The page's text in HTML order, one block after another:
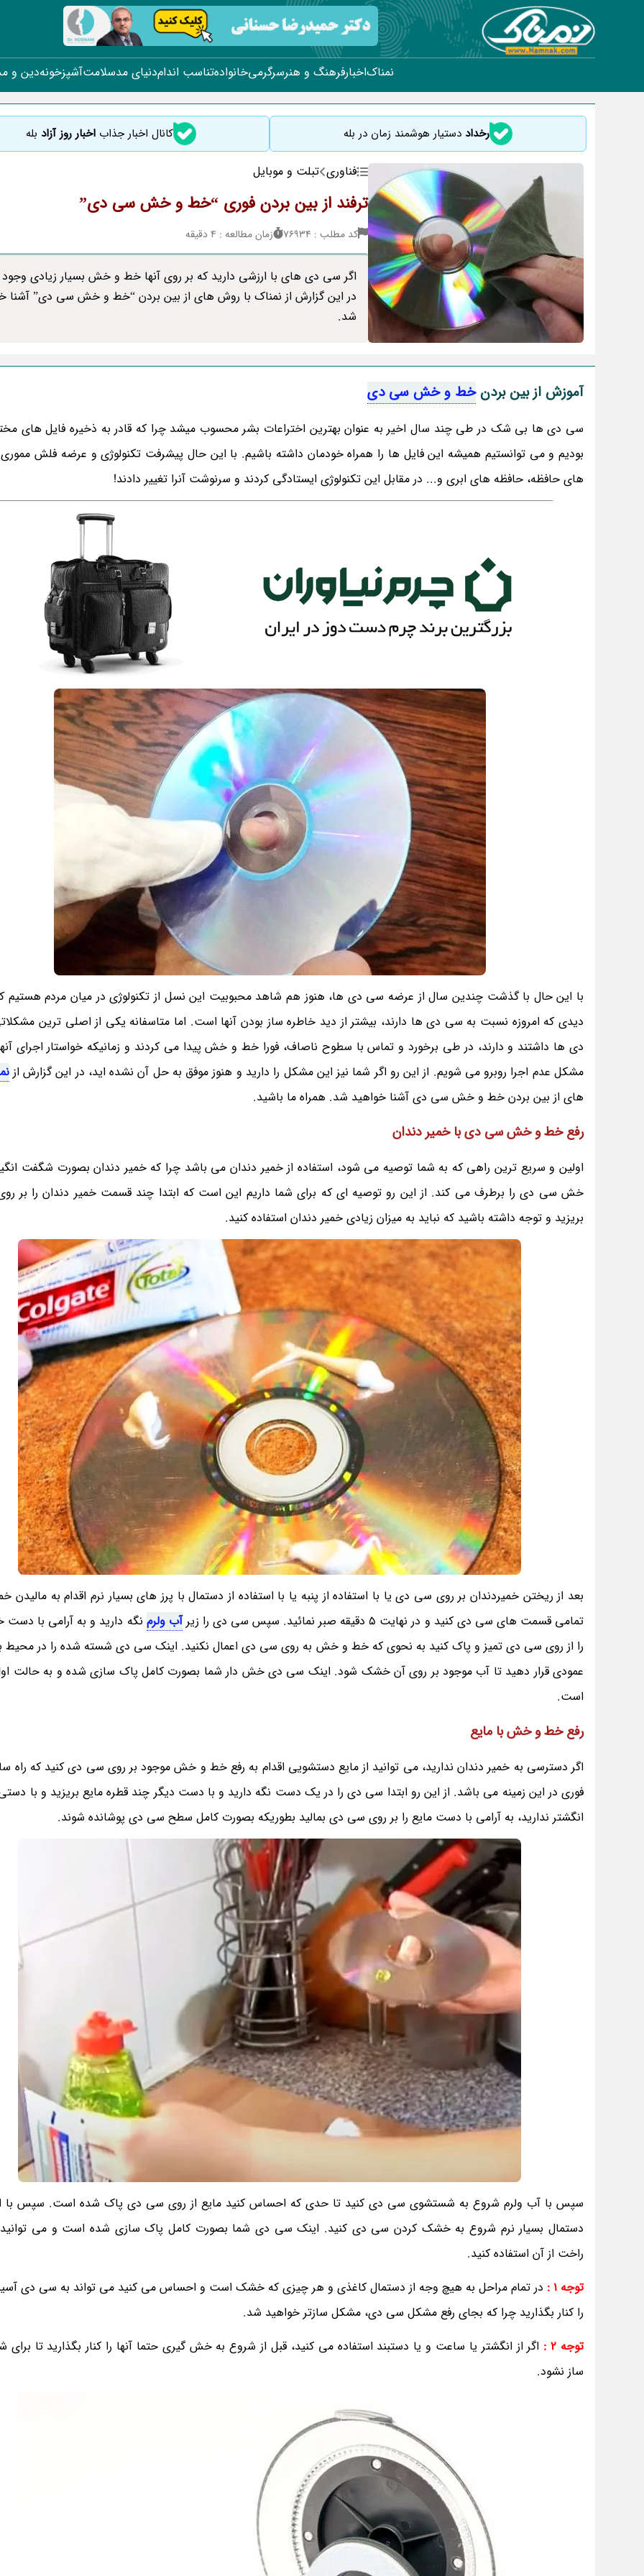
نمناکاخبارفرهنگ و هنرسرگرمیخانوادهتناسب اندامدنیای مدسلامتآشپزخونهدین و
رخداد دستیار هوشمند زمان در بله کانال اخبار جذاب اخبار روز آزاد بله
فناوری تبلت و موبایل
ترفند از بین بردن فوری “خط و خش سی دی”
کد مطلب : 76934 زمان مطالعه : 4 دقیقه
اگر سی دی های با ارزشی دارید که بر روی آنها خط و خش بسیار زیادی وجود
در این گزارش از نمناک با روش های از بین بردن “خط و خش سی دی” آشنا
شد.
آموزش از بین بردنخط و خش سی دی
سی دی ها بی شک در طی چند سال اخیر به عنوان بهترین اختراعات بشر محسوب میشد چرا که قادر به ذخیره فایل های
بودیم و می توانستیم همیشه این فایل ها را همراه خودمان داشته باشیم. با این حال پیشرفت تکنولوژی و عرضه فلش
های حافظه، حافظه های ابری و... در مقابل این تکنولوژی ایستادگی کردند و سرنوشت آنرا تغییر دادند!
با این حال با گذشت چندین سال از عرضه سی دی ها، هنوز هم شاهد محبوبیت این نسل از تکنولوژی در میان مردم هستیم
دیدی که امروزه نسبت به سی دی ها دارند، بیشتر از دید خاطره ساز بودن آنها است. اما متاسفانه یکی از اصلی ترین
دی ها داشتند و دارند، در طی برخورد و تماس با سطوح ناصاف، فورا خط و خش پیدا می کردند و زمانیکه خواستار اجرای
مشکل عدم اجرا روبرو می شویم. از این رو اگر شما نیز این مشکل را دارید و هنوز موفق به حل آن نشده اید، در این گزارش از
های از بین بردن خط و خش سی دی آشنا خواهید شد. همراه ما باشید.
رفع خط و خش سی دی با خمیر دندان
اولین و سریع ترین راهی که به شما توصیه می شود، استفاده از خمیر دندان می باشد چرا که خمیر دندان بصورت شگفت
خش سی دی را برطرف می کند. از این رو توصیه ای که برای شما داریم این است که ابتدا چند قسمت خمیر دندان را بر
بریزید و توجه داشته باشید که نباید به میزان زیادی خمیر دندان استفاده کنید.
بعد از ریختن خمیردندان بر روی سی دی یا با استفاده از پنبه یا با استفاده از دستمال با پرز های بسیار نرم اقدام به مالیدن
تمامی قسمت های سی دی کنید و در نهایت 5 دقیقه صبر نمائید. سپس سی دی را زیر
آب ولرم نگه دارید و به آرامی با دست
را از روی سی دی تمیز و پاک کنید به نحوی که خط و خش به روی سی دی اعمال نکنید. اینک سی دی شسته شده را در محیط
عمودی قرار دهید تا آب موجود بر روی آن خشک شود. اینک سی دی خش دار شما بصورت کامل پاک سازی شده و به حالت
است.
رفع خط و خش با مایع
اگر دسترسی به خمیر دندان ندارید، می توانید از مایع دستشویی اقدام به رفع خط و خش موجود بر روی سی دی کنید که راه
فوری در این زمینه می باشد. از این رو ابتدا سی دی را در یک دست نگه دارید و با دست دیگر چند قطره مایع بریزید و با
انگشتر ندارید، به آرامی با دست مایع را بر روی سی دی بمالید بطوریکه بصورت کامل سطح سی دی پوشانده شوند.
سپس با آب ولرم شروع به شستشوی سی دی کنید تا حدی که احساس کنید مایع از روی سی دی پاک شده است. سپس با
دستمال بسیار نرم شروع به خشک کردن سی دی کنید. اینک سی دی شما بصورت کامل پاک سازی شده است و می توانید
راخت از آن استفاده کنید.
توجه 1 :
در تمام مراحل به هیچ وجه از دستمال کاغذی و هر چیزی که خشک است و احساس می کنید می تواند به سی دی
را کنار بگذارید چرا که بجای رفع مشکل سی دی، مشکل سازتر خواهید شد.
توجه 2 :
اگر از انگشتر یا ساعت و یا دستبند استفاده می کنید، قبل از شروع به خش گیری حتما آنها را کنار بگذارید تا
ساز نشود.